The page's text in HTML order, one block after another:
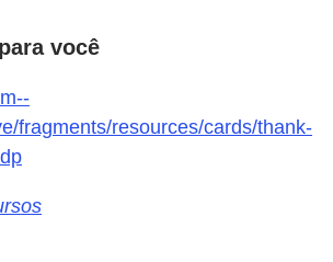
você
fragments/resources/cards/thank-